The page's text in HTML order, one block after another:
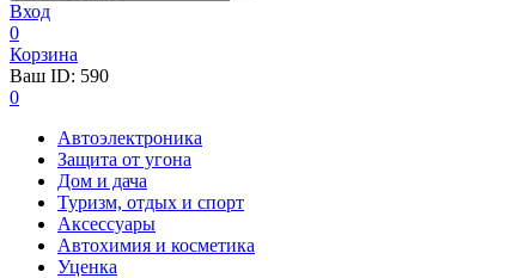
Вход
0
Корзина
Ваш ID: 590
0
Автоэлектроника
Защита от угона
Дом и дача
Туризм, отдых и спорт
Аксессуары
Автохимия и косметика
Уценка